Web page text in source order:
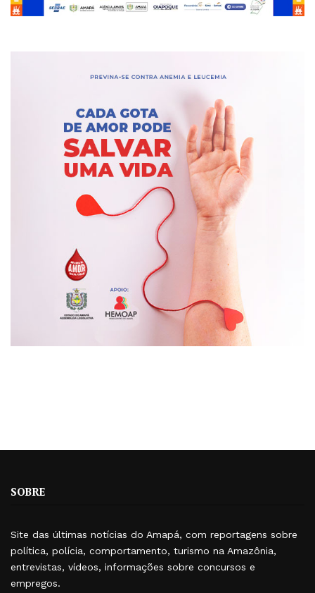
SOBRE
Site das últimas notícias do Amapá, com reportagens sobre
política, polícia, comportamento, turismo na Amazônia,
entrevistas, vídeos, informações sobre concursos e
empregos.